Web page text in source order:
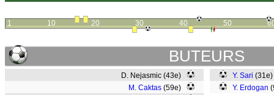
1 10 20 30 40 50
BUTEURS
D. Nejasmic (43e)
M. Caktas (59e)
Y. Sari
Y. Erdogan